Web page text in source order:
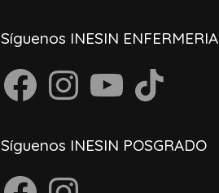
Síguenos INESIN ENFERMERIA
FacebookInstagramYouTube TikTok
Síguenos INESIN POSGRADO
FacebookInstagram